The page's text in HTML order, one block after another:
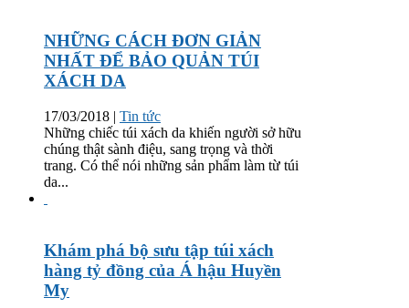
NHỮNG CÁCH ĐƠN GIẢN
NHẤT ĐỂ BẢO QUẢN TÚI
XÁCH DA
17/03/2018 | Tin tức
Những chiếc túi xách da khiến người sở hữu
chúng thật sành điệu, sang trọng và thời
trang. Có thể nói những sản phẩm làm từ túi
da...
Khám phá bộ sưu tập túi xách
hàng tỷ đồng của Á hậu Huyền
My